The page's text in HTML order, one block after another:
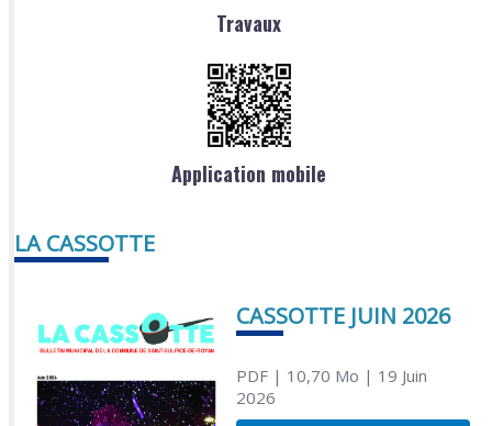
Travaux
Application mobile
LA CASSOTTE
CASSOTTE JUIN 2026
PDF| 10,70 Mo | 19 Juin
2026